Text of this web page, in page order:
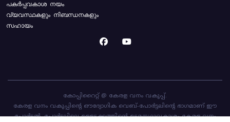
പകർപ്പവകാശ നയം
വ്യവസ്ഥകളും നിബന്ധനകളും
സഹായം
കോപ്പിറൈറ്റ് @ കേരള വനം വകുപ്പ്.
കേരള വനം വകുപ്പിന്റെ ഔദ്യോഗിക വെബ്-പോർട്ടലിന്റെ ഭാഗമാണ് ഈ
പോർട്ടൽ. പോർട്ടലിലെ ഉള്ളടക്കത്തിന്റെ ഉടമസ്ഥാവകാശം കേരള വനം